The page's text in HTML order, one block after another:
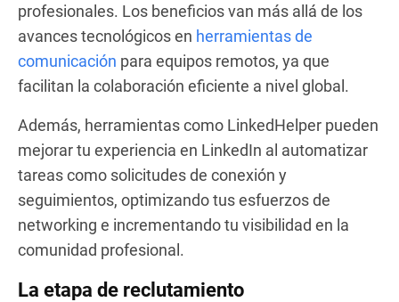
profesionales. Los beneficios van más allá de los
avances tecnológicos en herramientas de
comunicación para equipos remotos, ya que
facilitan la colaboración eficiente a nivel global.
Además, herramientas como LinkedHelper pueden
mejorar tu experiencia en LinkedIn al automatizar
tareas como solicitudes de conexión y
seguimientos, optimizando tus esfuerzos de
networking e incrementando tu visibilidad en la
comunidad profesional.
La etapa de reclutamiento